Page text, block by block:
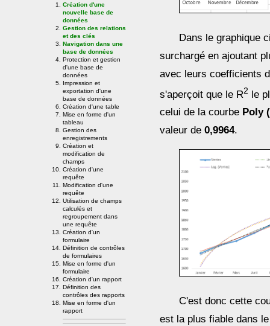
Création d'une
nouvelle base de
données
Gestion des relations
et des clés
Navigation dans une
base de données
Protection et gestion
d'une base de
données
Impression et
exportation d'une
base de données
Création d'une table
Mise en forme d'un
tableau
Gestion des
enregistrements
Création et
modification de
champs
Création d'une
requête
Modification d'une
requête
Utilisation de champs
calculés et
regroupement dans
une requête
Création d'un
formulaire
Définition de contrôles
de formulaires
Mise en forme d'un
formulaire
Création d'un rapport
Définition des
contrôles des rapports
Mise en forme d'un
rapport
Dans le graphique
surchargé en ajoutant
avec leurs coefficients
s'aperçoit que le R2 le
celui de la courbe Poly
valeur de0,9964.
C'est donc cette
est la plus fiable dans